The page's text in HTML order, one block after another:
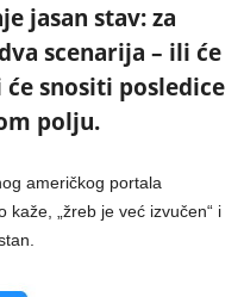
jasan stav: za
scenarija – ili će
snositi posledice
polju.
američkog portala
kaže, „žreb je već izvučen“ i